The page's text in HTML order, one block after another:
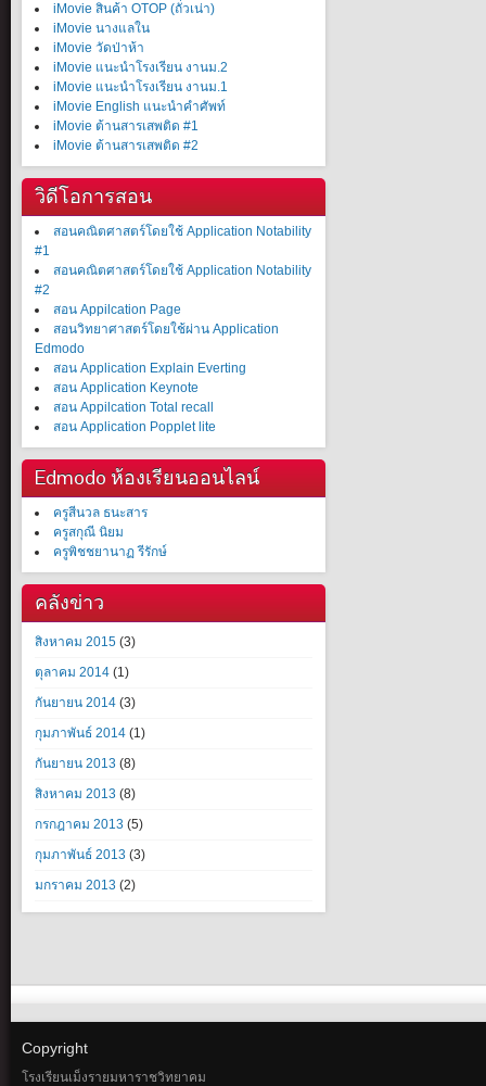
iMovie สินค้า OTOP (ถั่วเน่า)
iMovie นางแลใน
iMovie วัดป่าห้า
iMovie แนะนำโรงเรียน งานม.2
iMovie แนะนำโรงเรียน งานม.1
iMovie English แนะนำคำศัพท์
iMovie ต้านสารเสพติด #1
iMovie ต้านสารเสพติด #2
วิดีโอการสอน
สอนคณิตศาสตร์โดยใช้ Application Notability
#1
สอนคณิตศาสตร์โดยใช้ Application Notability
#2
สอน Appilcation Page
สอนวิทยาศาสตร์โดยใช้ผ่าน Application
Edmodo
สอน Application Explain Everting
สอน Application Keynote
สอน Appilcation Total recall
สอน Application Popplet lite
Edmodo ห้องเรียนออนไลน์
ครูสีนวล ธนะสาร
ครูสกุณี นิยม
ครูพิชชยานาฏ รีรักษ์
คลังข่าว
สิงหาคม 2015 (3)
ตุลาคม 2014 (1)
กันยายน 2014 (3)
กุมภาพันธ์ 2014 (1)
กันยายน 2013 (8)
สิงหาคม 2013 (8)
กรกฎาคม 2013 (5)
กุมภาพันธ์ 2013 (3)
มกราคม 2013 (2)
Copyright
โรงเรียนเม็งรายมหาราชวิทยาคม